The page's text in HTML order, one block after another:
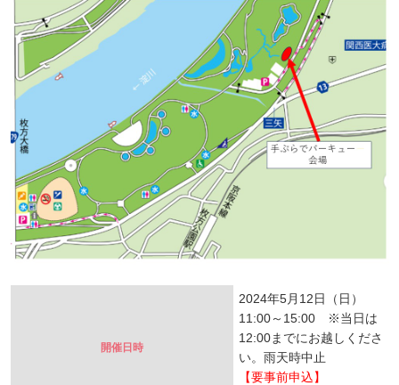
開催日時
2024年5月12日（日）
11:00～15:00 ※当日は
12:00までにお越しくださ
い。雨天時中止
【要事前申込】